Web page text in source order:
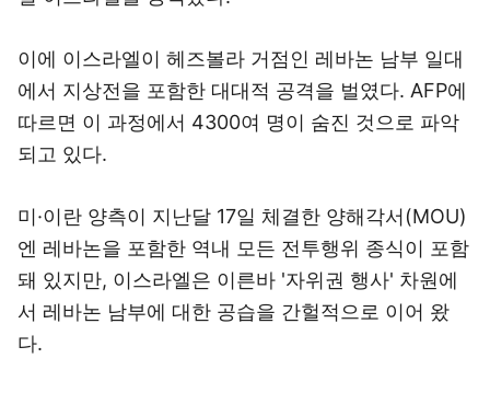
이에 이스라엘이 헤즈볼라 거점인 레바논 남부 일대
에서 지상전을 포함한 대대적 공격을 벌였다. AFP에
따르면 이 과정에서 4300여 명이 숨진 것으로 파악
되고 있다.
미·이란 양측이 지난달 17일 체결한 양해각서(MOU)
엔 레바논을 포함한 역내 모든 전투행위 종식이 포함
돼 있지만, 이스라엘은 이른바 '자위권 행사' 차원에
서 레바논 남부에 대한 공습을 간헐적으로 이어 왔
다.